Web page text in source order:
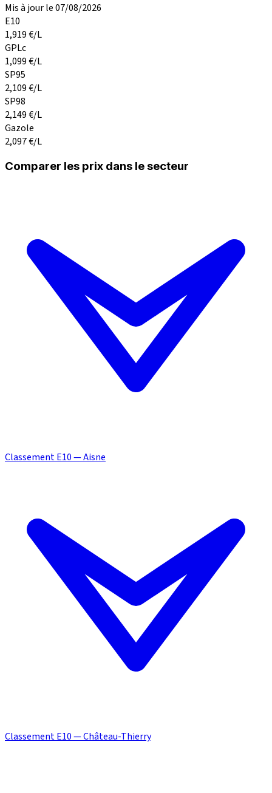
Mis à jour le 07/08/2026
E10
1,919€/L
GPLc
1,099€/L
SP95
2,109€/L
SP98
2,149€/L
Gazole
2,097€/L
Comparer les prix dans le secteur
Classement E10 — Aisne
Classement E10 — Château-Thierry